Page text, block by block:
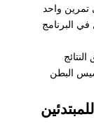
تمرين واحد
في البرنامج
البطن